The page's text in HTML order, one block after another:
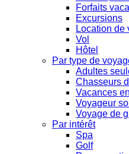
Forfaits
Excursions
Location de
Vol
Hôtel
Par type de
Adultes
Chasseurs
Vacances
Voyageur
Voyage de
Par intérêt
Spa
Golf